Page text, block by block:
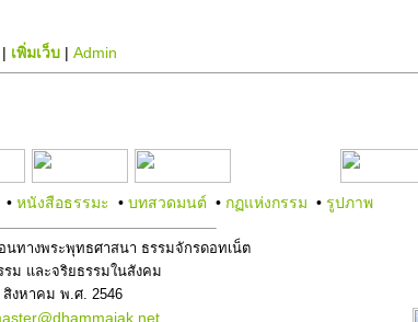
เพิ่มเว็บ| Admin
• หนังสือธรรมะ • บทสวดมนต์ • กฏแห่งกรรม • รูปภาพ
ทางพระพุทธศาสนา ธรรมจักรดอทเน็ต
รม และจริยธรรมในสังคม
สิงหาคม พ.ศ. 2546